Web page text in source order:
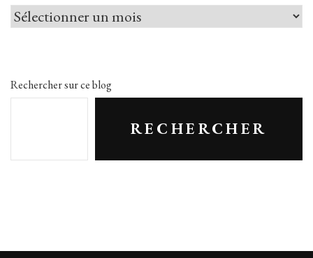
Par
Rechercher sur ce blog
RECHERCHER